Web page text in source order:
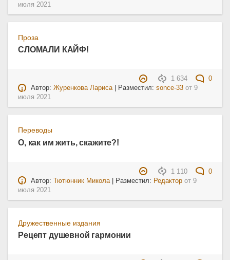
июля 2021
Проза
СЛОМАЛИ КАЙФ!
1 634
0
Автор:Журенкова Лариса| Разместил:sonce-33 от9
июля 2021
Переводы
О, как им жить, скажите?!
1 110
0
Автор:Тютюнник Микола | Разместил: Редактор от9
июля 2021
Дружественные издания
Рецепт душевной гармонии